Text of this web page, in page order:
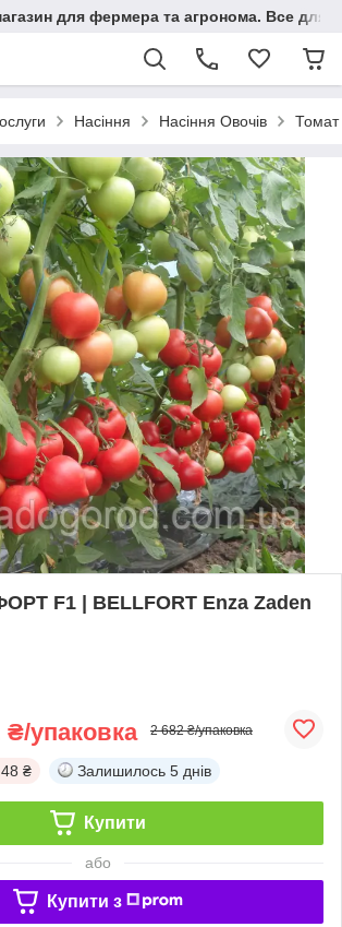
для фермера та агронома. Все для
Насіння Насіння Овочів
F1 | BELLFORT Enza Zaden
₴/упаковка 2 682 ₴/упаковка
₴ Залишилось 5 днів
Купити
або
Купити з